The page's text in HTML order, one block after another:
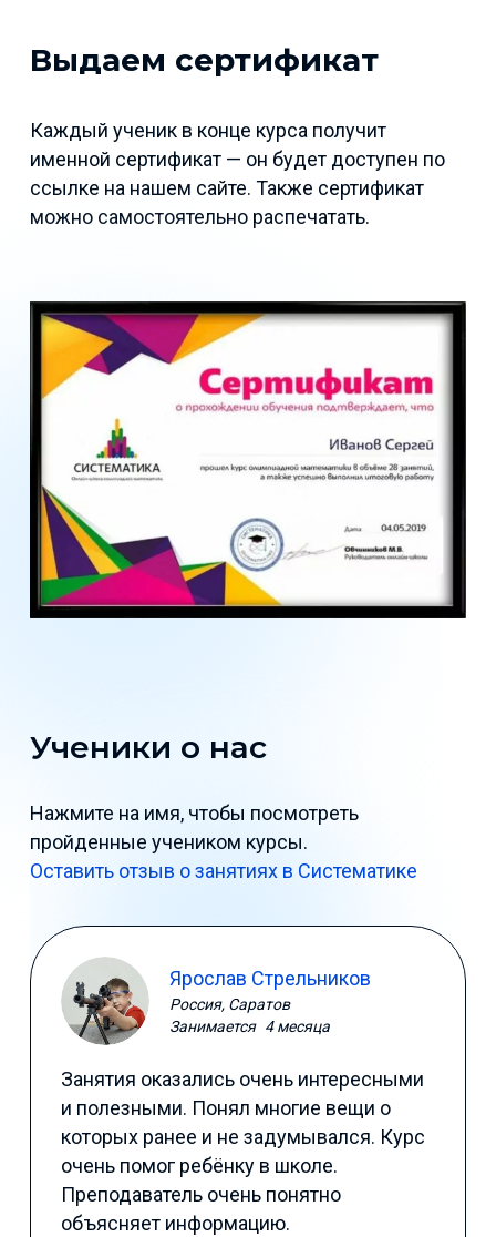
Выдаем сертификат
Каждый ученик в конце курса получит
именной сертификат — он будет доступен по
ссылке на нашем сайте. Также сертификат
можно самостоятельно распечатать.
Ученики о нас
Нажмите на имя, чтобы посмотреть
пройденные учеником курсы.
Оставить отзыв о занятиях в Систематике
Ярослав Стрельников
Россия, Саратов
Занимается 4 месяца
Занятия оказались очень интересными
и полезными. Понял многие вещи о
которых ранее и не задумывался. Курс
очень помог ребёнку в школе.
Преподаватель очень понятно
объясняет информацию.